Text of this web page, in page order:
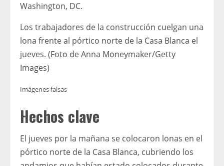
Washington, DC.
Los trabajadores de la construcción cuelgan una
lona frente al pórtico norte de la Casa Blanca el
jueves. (Foto de Anna Moneymaker/Getty
Images)
Imágenes falsas
Hechos clave
El jueves por la mañana se colocaron lonas en el
pórtico norte de la Casa Blanca, cubriendo los